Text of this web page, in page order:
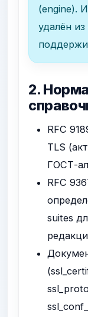
(engine).
удалён
2.
RFC
TLS
ГОСТ-
RFC
suites